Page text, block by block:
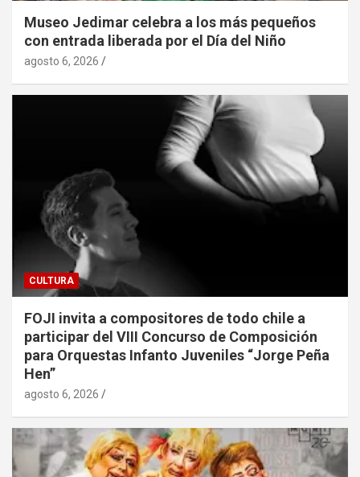
Museo Jedimar celebra a los más pequeños
con entrada liberada por el Día del Niño
agosto 6, 2026
CULTURA
FOJI invita a compositores de todo chile a
participar del VIII Concurso de Composición
para Orquestas Infanto Juveniles “Jorge Peña
Hen”
agosto 6, 2026